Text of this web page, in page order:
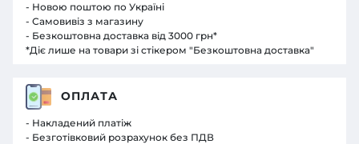
- Новою поштою по Україні
- Самовивіз з магазину
- Безкоштовна доставка від 3000 грн*
*Діє лише на товари зі стікером "Безкоштовна доставка"
ОПЛАТА
- Накладений платіж
- Безготівковий розрахунок без ПДВ